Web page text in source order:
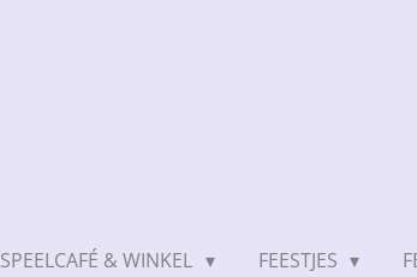
SPEELCAFÉ & WINKEL FEESTJES